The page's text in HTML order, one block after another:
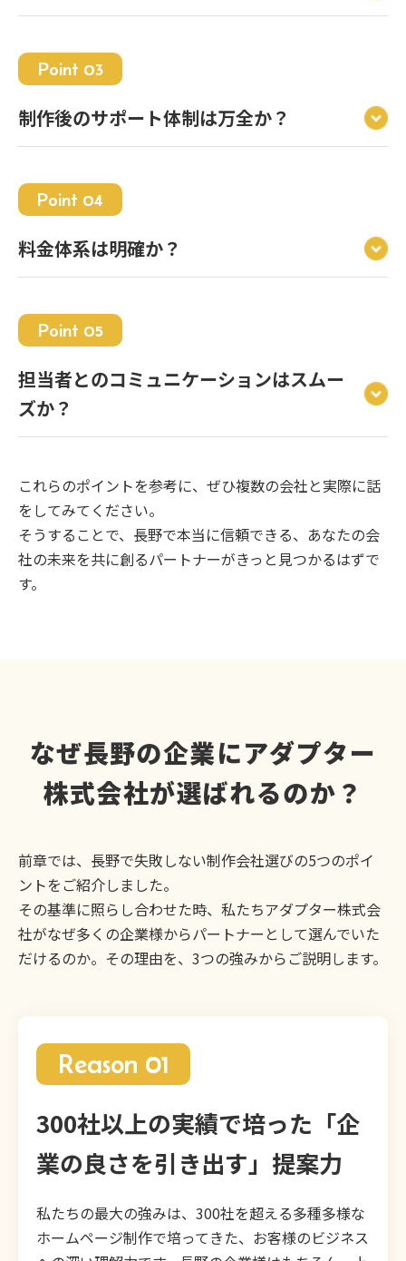
Point 03
制作後のサポート体制は万全か？
Point 04
料金体系は明確か？
Point 05
担当者とのコミュニケーションはスムー
ズか？
これらのポイントを参考に、ぜひ複数の会社と実際に話
をしてみてください。
そうすることで、長野で本当に信頼できる、あなたの会
社の未来を共に創るパートナーがきっと見つかるはずで
す。
なぜ長野の企業にアダプター
株式会社が選ばれるのか？
前章では、長野で失敗しない制作会社選びの5つのポイ
ントをご紹介しました。
その基準に照らし合わせた時、私たちアダプター株式会
社がなぜ多くの企業様からパートナーとして選んでいた
だけるのか。その理由を、3つの強みからご説明します。
Reason 01
300社以上の実績で培った「企
業の良さを引き出す」提案力
私たちの最大の強みは、300社を超える多種多様な
ホームページ制作で培ってきた、お客様のビジネス